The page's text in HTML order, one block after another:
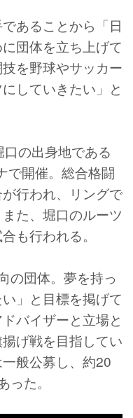
あることから「日
団体を立ち上げて
を野球やサッカー
していきたい」と
の出身地である
で開催。総合格闘
行われ、リングで
た、堀口のルーツ
も行われる。
の団体。夢を持っ
」と目標を掲げて
バイザーと立場と
げ戦を目指してい
般公募し、約20
た。